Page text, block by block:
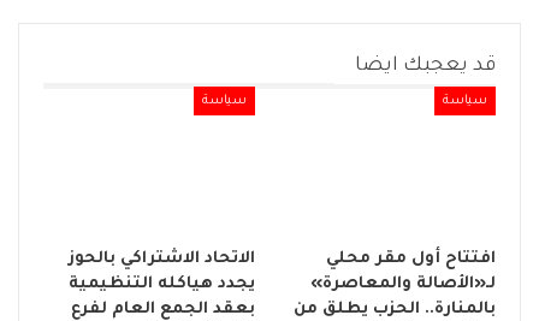
قد يعجبك ايضا
سياسة
افتتاح أول مقر محلي
لـ«الأصالة والمعاصرة»
بالمنارة.. الحزب يطلق من
سياسة
الاتحاد الاشتراكي بالحوز
يجدد هياكله التنظيمية
بعقد الجمع العام لفرع